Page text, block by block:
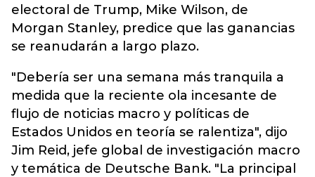
electoral de Trump, Mike Wilson, de
Morgan Stanley, predice que las ganancias
se reanudarán a largo plazo.
"Debería ser una semana más tranquila a
medida que la reciente ola incesante de
flujo de noticias macro y políticas de
Estados Unidos en teoría se ralentiza", dijo
Jim Reid, jefe global de investigación macro
y temática de Deutsche Bank. "La principal